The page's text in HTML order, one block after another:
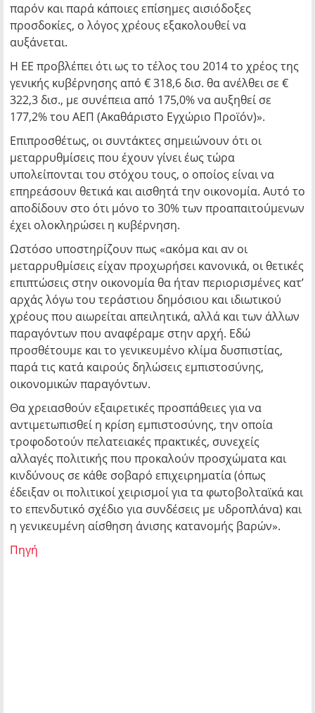
παρόν και παρά κάποιες επίσημες αισιόδοξες
προσδοκίες, ο λόγος χρέους εξακολουθεί να
αυξάνεται.
Η ΕΕ προβλέπει ότι ως το τέλος του 2014 το χρέος της
γενικής κυβέρνησης από € 318,6 δισ. θα ανέλθει σε €
322,3 δισ., με συνέπεια από 175,0% να αυξηθεί σε
177,2% του ΑΕΠ (Ακαθάριστο Εγχώριο Προϊόν)».
Επιπροσθέτως, οι συντάκτες σημειώνουν ότι οι
μεταρρυθμίσεις που έχουν γίνει έως τώρα
υπολείπονται του στόχου τους, ο οποίος είναι να
επηρεάσουν θετικά και αισθητά την οικονομία. Αυτό το
αποδίδουν στο ότι μόνο το 30% των προαπαιτούμενων
έχει ολοκληρώσει η κυβέρνηση.
Ωστόσο υποστηρίζουν πως «ακόμα και αν οι
μεταρρυθμίσεις είχαν προχωρήσει κανονικά, οι θετικές
επιπτώσεις στην οικονομία θα ήταν περιορισμένες κατ’
αρχάς λόγω του τεράστιου δημόσιου και ιδιωτικού
χρέους που αιωρείται απειλητικά, αλλά και των άλλων
παραγόντων που αναφέραμε στην αρχή. Εδώ
προσθέτουμε και το γενικευμένο κλίμα δυσπιστίας,
παρά τις κατά καιρούς δηλώσεις εμπιστοσύνης,
οικονομικών παραγόντων.
Θα χρειασθούν εξαιρετικές προσπάθειες για να
αντιμετωπισθεί η κρίση εμπιστοσύνης, την οποία
τροφοδοτούν πελατειακές πρακτικές, συνεχείς
αλλαγές πολιτικής που προκαλούν προσχώματα και
κινδύνους σε κάθε σοβαρό επιχειρηματία (όπως
έδειξαν οι πολιτικοί χειρισμοί για τα φωτοβολταϊκά και
το επενδυτικό σχέδιο για συνδέσεις με υδροπλάνα) και
η γενικευμένη αίσθηση άνισης κατανομής βαρών».
Πηγή